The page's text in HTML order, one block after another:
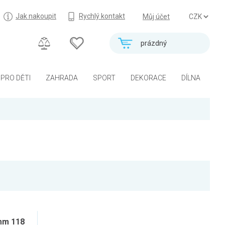
Můj účet
Jak nakoupit Rychlý kontakt
prázdný
PRO DĚTI ZAHRADA SPORT DEKORACE DÍLNA
118